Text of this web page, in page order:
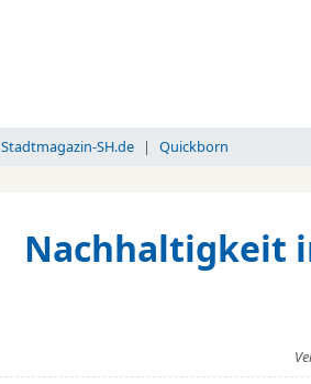
Stadtmagazin-SH.de Quickborn
Nachhaltigkeit